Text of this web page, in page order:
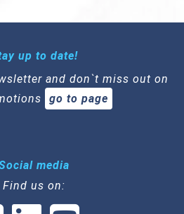
up to date!
and don`t miss out on
go to page
media
Find us on: